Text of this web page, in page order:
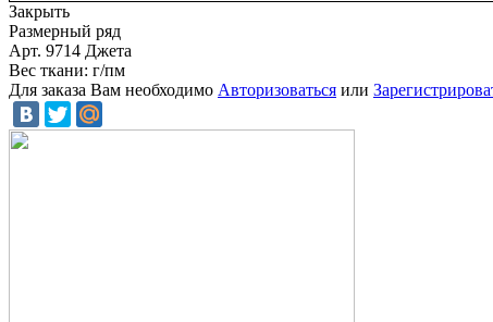
Закрыть
Размерный ряд
Арт. 9714 Джета
Вес ткани: г/пм
Для заказа Вам необходимо Авторизоваться или